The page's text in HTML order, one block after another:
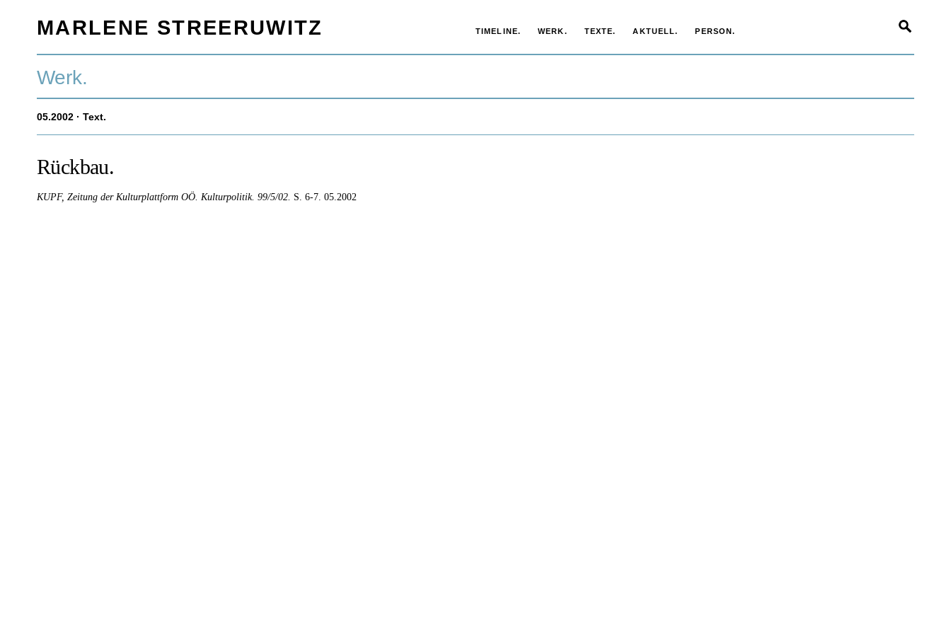
MARLENE STREERUWITZ TIMELINE. WERK. TEXTE. AKTUELL. PERSON.
Werk.
05.2002 · Text.
Rückbau.
KUPF, Zeitung der Kulturplattform OÖ. Kulturpolitik. 99/5/02. S. 6-7. 05.2002